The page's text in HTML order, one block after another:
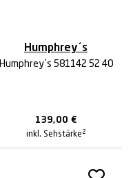
Humphrey´s
Humphrey´s 581142 52 40
139,00 €
inkl. Sehstärke 2